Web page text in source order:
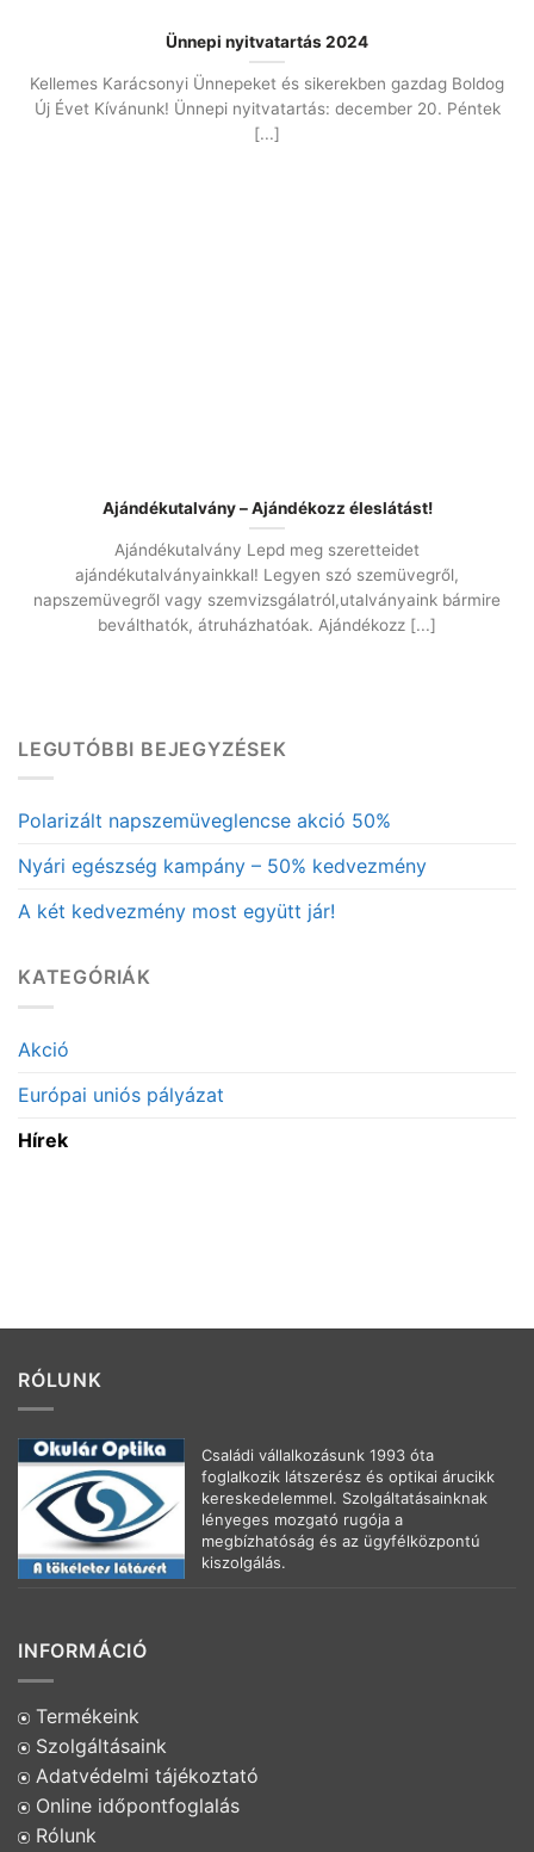
Ünnepi nyitvatartás 2024
Kellemes Karácsonyi Ünnepeket és sikerekben gazdag Boldog
Új Évet Kívánunk! Ünnepi nyitvatartás: december 20. Péntek
[...]
Ajándékutalvány – Ajándékozz éleslátást!
Ajándékutalvány Lepd meg szeretteidet
ajándékutalványainkkal! Legyen szó szemüvegről,
napszemüvegről vagy szemvizsgálatról,utalványaink bármire
beválthatók, átruházhatóak. Ajándékozz [...]
LEGUTÓBBI BEJEGYZÉSEK
Polarizált napszemüveglencse akció 50%
Nyári egészség kampány – 50% kedvezmény
A két kedvezmény most együtt jár!
KATEGÓRIÁK
Akció
Európai uniós pályázat
Hírek
RÓLUNK
Családi vállalkozásunk 1993 óta
foglalkozik látszerész és optikai árucikk
kereskedelemmel. Szolgáltatásainknak
lényeges mozgató rugója a
megbízhatóság és az ügyfélközpontú
kiszolgálás.
INFORMÁCIÓ
Termékeink
Szolgáltásaink
Adatvédelmi tájékoztató
Online időpontfoglalás
Rólunk